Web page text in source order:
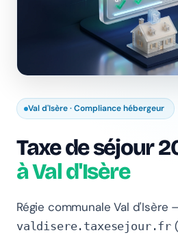
Val d'Isère · Compliance hébergeur
Taxe de séjour
à Val d'Isère
Régie communale Val d'Isère
valdisere.taxesejour.fr